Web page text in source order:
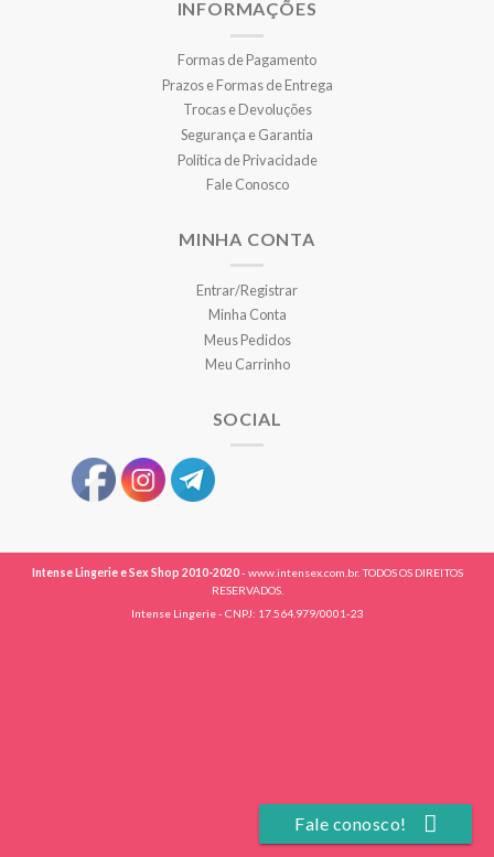
INFORMAÇÕES
Formas de Pagamento
Prazos e Formas de Entrega
Trocas e Devoluções
Segurança e Garantia
Política de Privacidade
Fale Conosco
MINHA CONTA
Entrar/Registrar
Minha Conta
Meus Pedidos
Meu Carrinho
SOCIAL
Intense Lingerie e Sex Shop 2010-2020- www.intensex.com.br. TODOS OS DIREITOS
RESERVADOS.
Intense Lingerie - CNPJ: 17.564.979/0001-23
Fale conosco!